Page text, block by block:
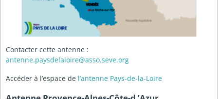
Contacter cette antenne :
antenne.paysdelaloire@asso.seve.org
Accéder à l’espace de l’antenne Pays-de-la-Loire